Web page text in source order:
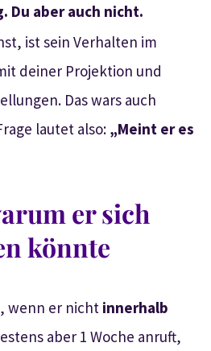
Du aber auch nicht.
ist sein Verhalten im
deiner Projektion und
Das wars auch
lautet also: „Meint er es
er sich
könnte
wenn er nicht innerhalb
aber 1 Woche anruft,